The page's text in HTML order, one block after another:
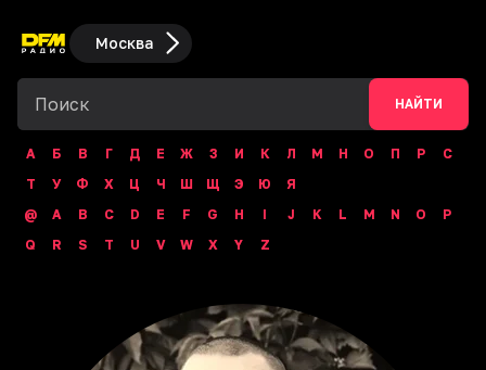
Москва
НАЙТИ
А Б В Г Д Е Ж З И К Л М Н О П Р
С
Т
У Ф Х Ц Ч Ш Щ Э Ю
Я
@
A B C D E F G H I J K L M N O
P
Q
R S T U V W X Y Z